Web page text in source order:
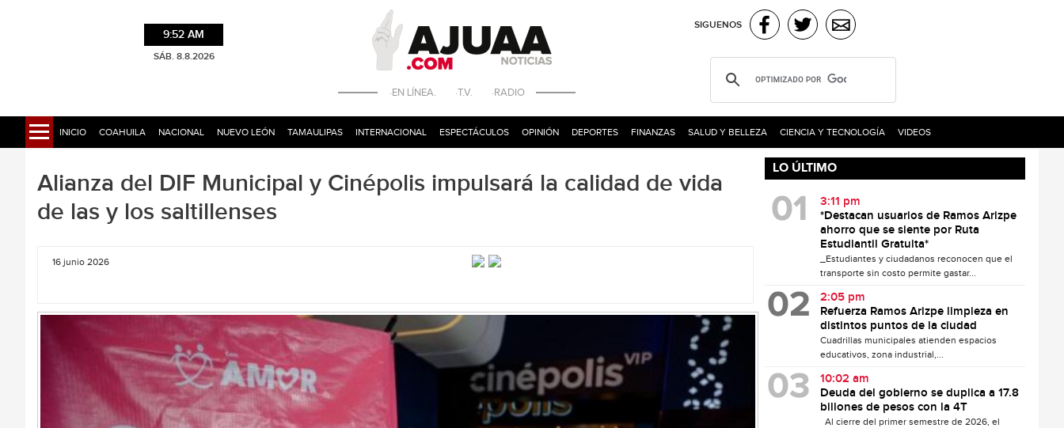
9:52 AM
SÁB. 8.8.2026
·EN LÍNEA. ·T.V. ·RADIO
SIGUENOS
INICIO COAHUILA NACIONAL NUEVO LEÓN TAMAULIPAS INTERNACIONAL ESPECTÁCULOS OPINIÓN DEPORTES FINANZAS SALUD Y BELLEZA CIENCIA Y TECNOLOGÍA VIDEOS
Alianza del DIF Municipal y Cinépolis impulsará la calidad de vida
de las y los saltillenses
16 junio 2026
LO ÚLTIMO
3:11 pm
*Destacan usuarios de Ramos Arizpe
ahorro que se siente por Ruta
Estudiantil Gratuita*
_Estudiantes y ciudadanos reconocen que el
transporte sin costo permite gastar...
2:05 pm
Refuerza Ramos Arizpe limpieza en
distintos puntos de la ciudad
Cuadrillas municipales atienden espacios
educativos, zona industrial,...
10:02 am
Deuda del gobierno se duplica a 17.8
billones de pesos con la 4T
Al cierre del primer semestre de 2026, el